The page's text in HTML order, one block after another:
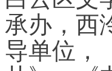
承办，西
导单位，